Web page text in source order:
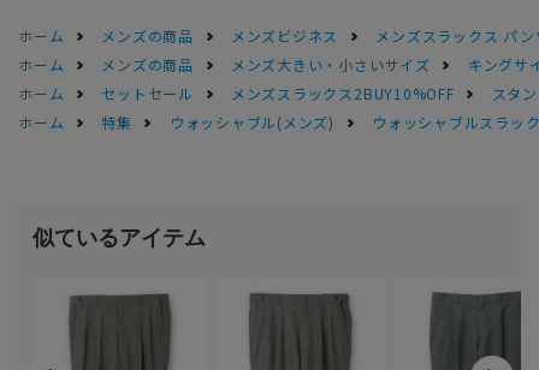
ホーム メンズの商品 メンズビジネス
メンズスラックス パン
ホーム
メンズの商品 メンズ大きい・小さいサイズ
キングサ
ホーム
セットセール メンズスラックス2BUY10%OFF
スタ
ホーム
特集 ウォッシャブル(メンズ) ウォッシャブルスラッ